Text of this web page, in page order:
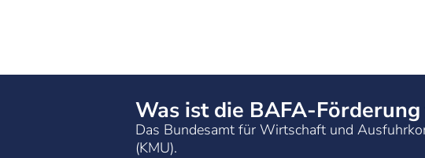
Was ist die BAFA-
Das Bundesamt für Wirtschaft und
(KMU).